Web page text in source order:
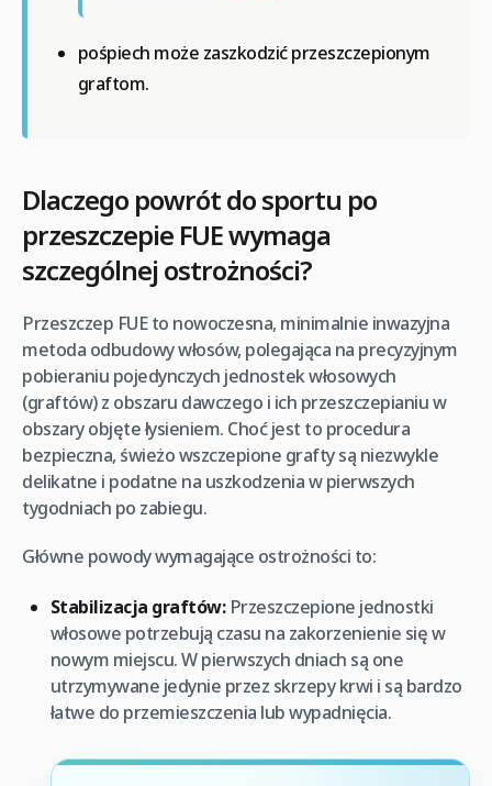
pośpiech może zaszkodzić przeszczepionym
graftom.
Dlaczego powrót do sportu po
przeszczepie FUE wymaga
szczególnej ostrożności?
Przeszczep FUE to nowoczesna, minimalnie inwazyjna
metoda odbudowy włosów, polegająca na precyzyjnym
pobieraniu pojedynczych jednostek włosowych
(graftów) z obszaru dawczego i ich przeszczepianiu w
obszary objęte łysieniem. Choć jest to procedura
bezpieczna, świeżo wszczepione grafty są niezwykle
delikatne i podatne na uszkodzenia w pierwszych
tygodniach po zabiegu.
Główne powody wymagające ostrożności to:
Stabilizacja graftów:Przeszczepione jednostki
włosowe potrzebują czasu na zakorzenienie się w
nowym miejscu. W pierwszych dniach są one
utrzymywane jedynie przez skrzepy krwi i są bardzo
łatwe do przemieszczenia lub wypadnięcia.